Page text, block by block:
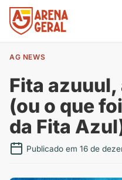
AG NEWS
Fita
(ou o que
da Fita
Publicado em 16 de